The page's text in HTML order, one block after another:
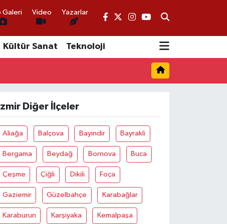
Galeri Video Yazarlar
Kültür Sanat Teknoloji
İzmir Diğer İlçeler
Aliağa Balçova Bayindir Bayrakli
Bergama Beydağ Bornova Buca
Çeşme Çiğli Dikili Foça
Gaziemir Güzelbahçe Karabağlar
Karaburun Karşiyaka Kemalpaşa